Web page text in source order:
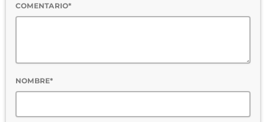
COMENTARIO*
NOMBRE*